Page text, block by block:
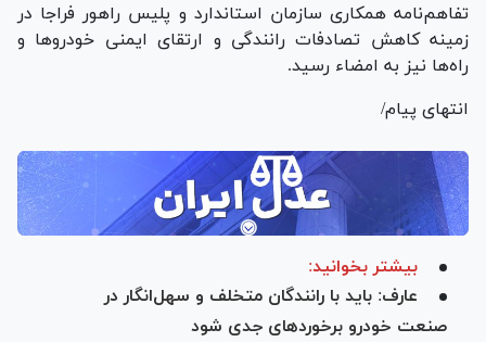
تفاهم‌نامه همکاری سازمان استاندارد و پلیس راهور فراجا در
زمینه کاهش تصادفات رانندگی و ارتقای ایمنی خودرو‌ها و
راه‌ها نیز به امضاء رسید.
انتهای پیام/
بیشتر بخوانید:
عارف: باید با رانندگان متخلف و سهل‌انگار در
صنعت خودرو برخوردهای جدی شود